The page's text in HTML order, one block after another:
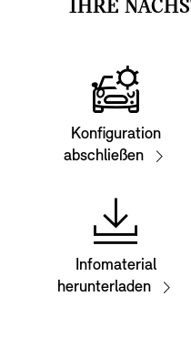
IHRE
Konfiguration
abschließen
Infomaterial
herunterladen